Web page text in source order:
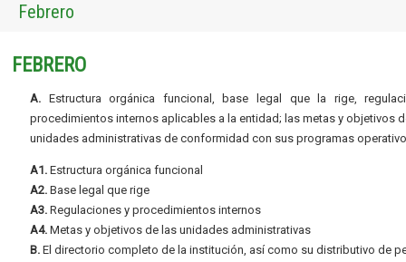
Febrero
FEBRERO
A. Estructura orgánica funcional, base legal que la rige,
procedimientos internos aplicables a la entidad; las metas y objetivos
unidades administrativas de conformidad con sus programas
A1. Estructura orgánica funcional
A2. Base legal que rige
A3. Regulaciones y procedimientos internos
A4. Metas y objetivos de las unidades administrativas
B. El directorio completo de la institución, así como su distributivo de